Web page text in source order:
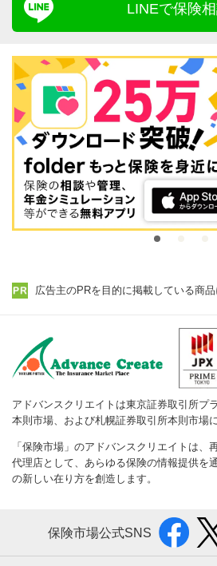
LINEで保険
広告主のPRを目的に掲載している商品
アドバンスクリエイトは東京証券取引所プ
本則市場、および札幌証券取引所本則市場
「保険市場」のアドバンスクリエイトは、
代理店として、あらゆる保険の情報提供を
の新しい在り方を創造します。
保険市場公式SNS